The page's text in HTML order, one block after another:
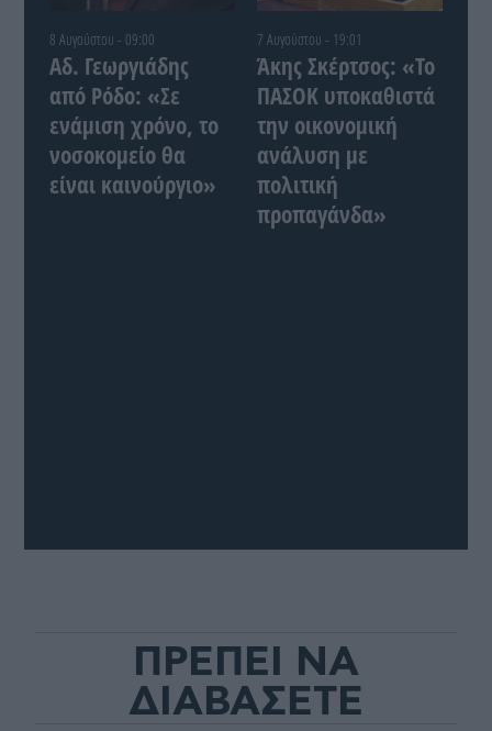
8 Αυγούστου - 09:00
Αδ. Γεωργιάδης
από Ρόδο: «Σε
ενάμιση χρόνο, το
νοσοκομείο θα
είναι καινούργιο»
7 Αυγούστου - 19:01
Άκης Σκέρτσος: «Το
ΠΑΣΟΚ υποκαθιστά
την οικονομική
ανάλυση με
πολιτική
προπαγάνδα»
ΠΡΕΠΕΙ ΝΑ
ΔΙΑΒΑΣΕΤΕ